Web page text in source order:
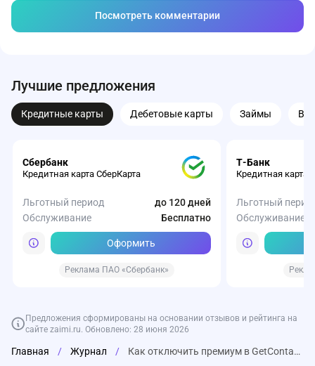
Посмотреть комментарии
Лучшие предложения
Кредитные карты Дебетовые карты Займы
Сбербанк
Кредитная карта СберКарта
Льготный период
до 120 дней
Обслуживание
Бесплатно
Оформить
Реклама ПАО «Сбербанк»
Т-Банк
Кредитная карта
Льготный
Обслуживание
Предложения сформированы на основании отзывов и рейтинга на
сайте zaimi.ru. Обновлено: 28 июня 2026
Т-Банк Т-Банк
Турбозайм
Веббанкир
Газпромбанк Т-Банк
Совкомбанк Т-Банк
ВТБ ОЗОН Банк
Главная / Журнал / Как отключить премиум в GetContact и прекратить списание денег